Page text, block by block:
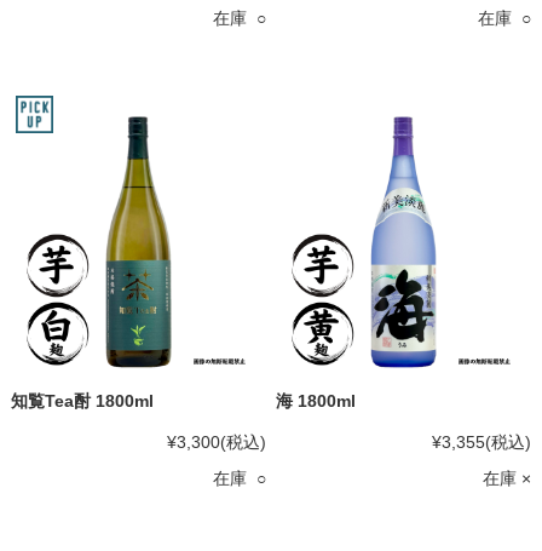
在庫 ○
在庫 ○
知覧Tea酎 1800ml
¥3,300(税込)
在庫 ○
海 1800ml
¥3,355(税込)
在庫 ×